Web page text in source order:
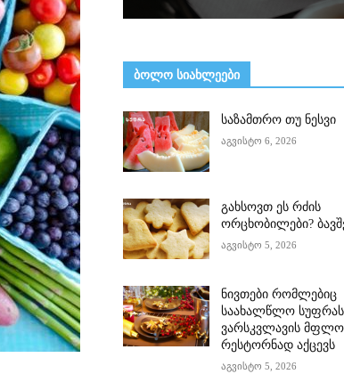
ᲑᲝᲚᲝ ᲡᲘᲐᲮᲚᲔᲔᲑᲘ
საზამთრო თუ ნესვი
აგვისტო 6, 2026
გახსოვთ ეს რძის
ორცხობილები?
აგვისტო 5, 2026
ნივთები რომლებიც
საახალწლო სუფრას
ვარსკვლავის
რესტორნად აქცევს
აგვისტო 5, 2026